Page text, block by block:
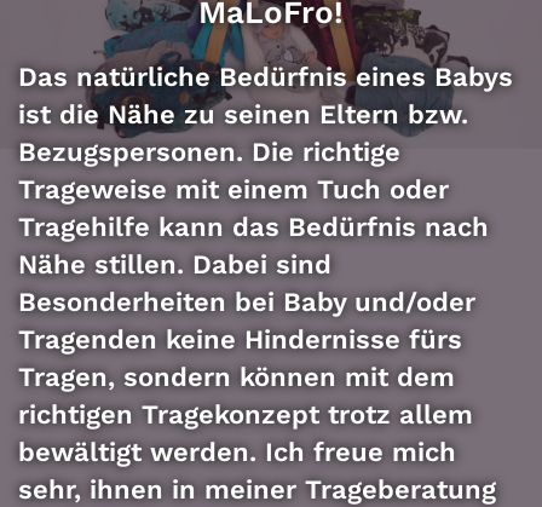
MaLoFro!
Das natürliche Bedürfnis eines Babys
ist die Nähe zu seinen Eltern bzw.
Bezugspersonen. Die richtige
Trageweise mit einem Tuch oder
Tragehilfe kann das Bedürfnis nach
Nähe stillen. Dabei sind
Besonderheiten bei Baby und/oder
Tragenden keine Hindernisse fürs
Tragen, sondern können mit dem
richtigen Tragekonzept trotz allem
bewältigt werden. Ich freue mich
sehr, ihnen in meiner Trageberatung